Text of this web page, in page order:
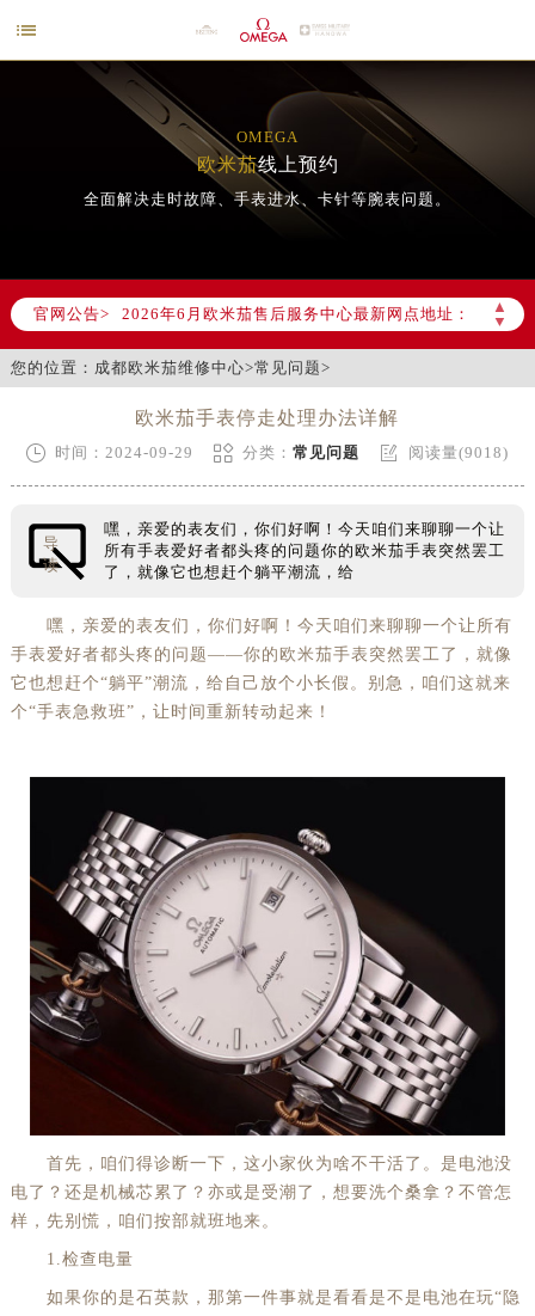

OMEGA
欧米茄线上预约
全面解决走时故障、手表进水、卡针等腕表问题。
官网公告>
▲
▼
2026年6月成都市欧米茄官方售后客户服务热线：400-877-2083
2026年6月欧米茄售后服务中心最新网点地址：
成都市锦江区人民东路6号SAC东原中心写字楼24层2406B室（需提前预约）
节假日正常营业！
您的位置： 成都欧米茄维修中心>常见问题>
欧米茄手表停走处理办法详解
 时间：2024-09-29  分类：常见问题  阅读量(9018)
导
读
嘿，亲爱的表友们，你们好啊！今天咱们来聊聊一个让
所有手表爱好者都头疼的问题你的欧米茄手表突然罢工
了，就像它也想赶个躺平潮流，给
嘿，亲爱的表友们，你们好啊！今天咱们来聊聊一个让所有
手表爱好者都头疼的问题——你的欧米茄手表突然罢工了，就像
它也想赶个“躺平”潮流，给自己放个小长假。别急，咱们这就来
个“手表急救班”，让时间重新转动起来！
首先，咱们得诊断一下，这小家伙为啥不干活了。是电池没
电了？还是机械芯累了？亦或是受潮了，想要洗个桑拿？不管怎
样，先别慌，咱们按部就班地来。
1.检查电量
如果你的是石英款，那第一件事就是看看是不是电池在玩“隐